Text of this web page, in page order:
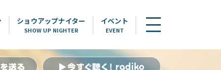
ショウアップナイター
SHOW UP NIGHTER
イベント
EVENT